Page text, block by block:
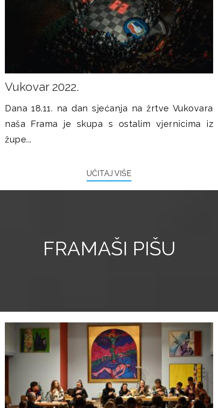
Vukovar 2022.
Dana 18.11. na dan sjećanja na žrtve Vukovara
naša Frama je skupa s ostalim vjernicima iz
župe...
UČITAJ VIŠE
FRAMAŠI PIŠU